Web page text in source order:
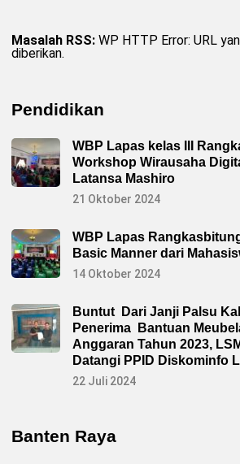
Masalah RSS: WP HTTP Error: URL
diberikan.
Pendidikan
WBP Lapas kelas III
Workshop Wirausaha
Latansa Mashiro
21 Oktober 2024
WBP Lapas
Basic Manner dari
14 Oktober 2024
Buntut Dari Janji Palsu
Penerima Bantuan
Anggaran Tahun 2023,
Datangi PPID Diskominfo
22 Juli 2024
Banten Raya